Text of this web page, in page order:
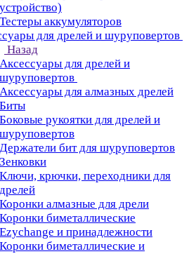
устройство)
Тестеры аккумуляторов
для дрелей и шуруповертов
Назад
Аксессуары для дрелей и
шуруповертов
Аксессуары для алмазных дрелей
Биты
Боковые рукоятки для дрелей и
шуруповертов
Держатели бит для шуруповертов
Зенковки
Ключи, крючки, переходники для
дрелей
Коронки алмазные для дрели
Коронки биметаллические
Ezychange и принадлежности
Коронки биметаллические и